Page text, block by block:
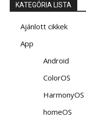
KATEGÓRIA LISTA
Ajánlott cikkek
App
Android
ColorOS
HarmonyOS
homeOS